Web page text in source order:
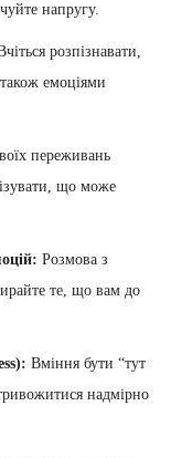
напругу.
розпізнавати,
емоціями
переживань
що може
Розмова з
те, що вам до
Вміння бути “тут
надмірно